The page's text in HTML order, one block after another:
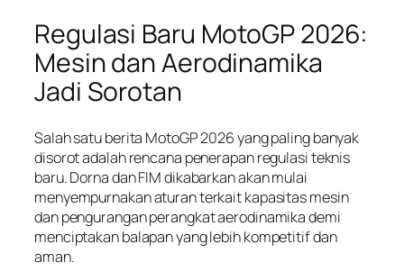
Regulasi Baru MotoGP 2026:
Mesin dan Aerodinamika
Jadi Sorotan
Salah satu berita MotoGP 2026 yang paling banyak
disorot adalah rencana penerapan regulasi teknis
baru. Dorna dan FIM dikabarkan akan mulai
menyempurnakan aturan terkait kapasitas mesin
dan pengurangan perangkat aerodinamika demi
menciptakan balapan yang lebih kompetitif dan
aman.